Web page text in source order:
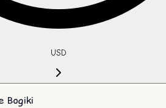
USD
Bogiki